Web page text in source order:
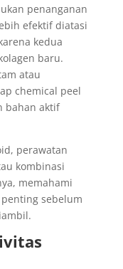
penanganan
efektif diatasi
kedua
baru.
atau
chemical peel
bahan aktif
perawatan
kombinasi
memahami
sebelum